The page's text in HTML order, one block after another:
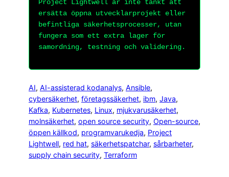
Project Lightwell är inte tänkt att
ersätta öppna utvecklarprojekt eller
befintliga säkerhetsprocesser, utan
fungera som ett extra lager för
samordning, testning och validering.
AI, AI-assisterad kodanalys, Ansible
cybersäkerhet, företagssäkerhet, ibm, Java
Kafka, Kubernetes, Linux, mjukvarusäkerhet
molnsäkerhet, open source security, Open-source
öppen källkod, programvarukedja, Project
Lightwell, red hat, säkerhetspatchar, sårbarheter
supply chain security, Terraform